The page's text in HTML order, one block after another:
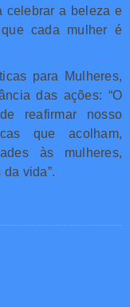
celebrar a beleza e
cada mulher é
para Mulheres,
das ações: “O
reafirmar nosso
que acolham,
às mulheres,
vida”.